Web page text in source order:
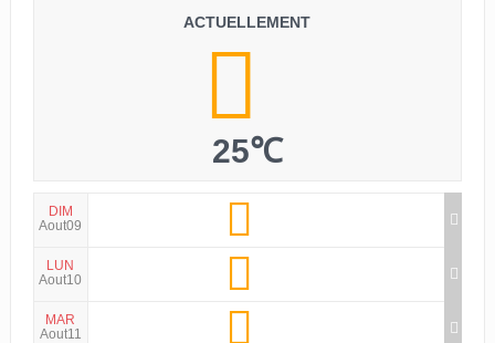
ACTUELLEMENT
25℃
DIM
Aout09
LUN
Aout10
MAR
Aout11